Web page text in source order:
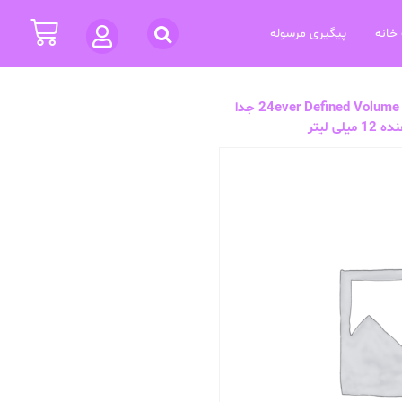
پیگیری مرسوله
ریمل حجم دهنده اسنس مدل 24ever Defined Volume جدا
لیتر